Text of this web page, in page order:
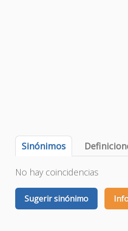
Sinónimos
No hay coincidencias
Sugerir sinónimo